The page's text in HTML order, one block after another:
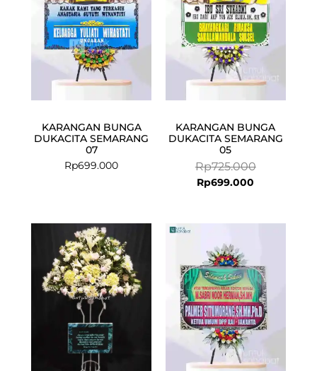
KARANGAN BUNGA
DUKACITA SEMARANG
07
Rp699.000
KARANGAN BUNGA
DUKACITA SEMARANG
05
Rp725.000
Rp699.000